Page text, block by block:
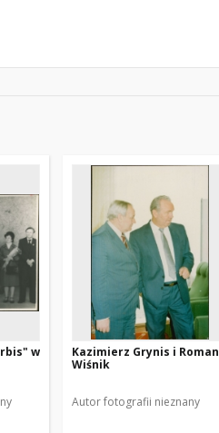
w
Kazimierz Grynis i Roman
Wiśnik
Autor fotografii nieznany